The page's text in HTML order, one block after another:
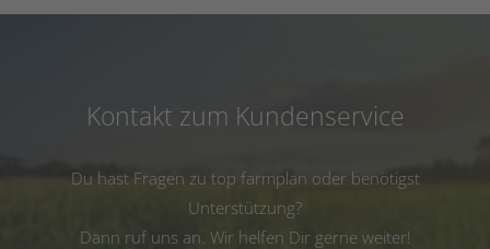
Kontakt zum Kundenservice
Du hast Fragen zu top farmplan oder benötigst
Unterstützung?
Dann ruf uns an. Wir helfen Dir gerne weiter!